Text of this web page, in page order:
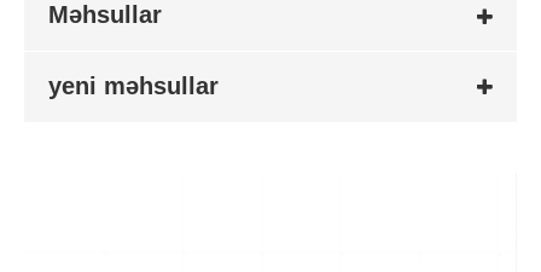
Məhsullar
yeni məhsullar